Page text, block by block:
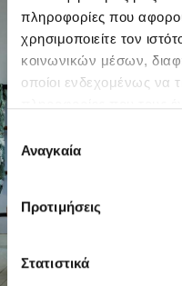
πληροφορίες που
χρησιμοποιείτε τον
κοινωνικών μέσων,
οποίοι ενδεχομένως να
των υπηρεσιών τους.
Επιλογή
συγκατάθεσης
Αναγκαία
Προτιμήσεις
Στατιστικά